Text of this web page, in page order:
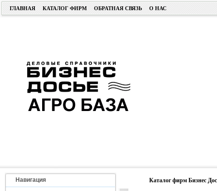
ГЛАВНАЯ КАТАЛОГ ФИРМ ОБРАТНАЯ СВЯЗЬ О НАС
Навигация Каталог фирм Бизнес